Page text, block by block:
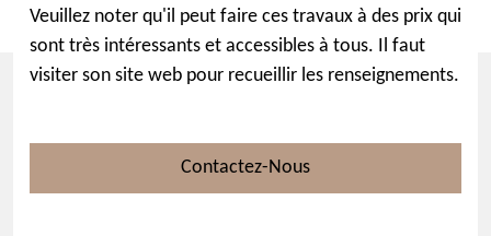
Veuillez noter qu'il peut faire ces travaux à des prix qui
sont très intéressants et accessibles à tous. Il faut
visiter son site web pour recueillir les renseignements.
Contactez-Nous